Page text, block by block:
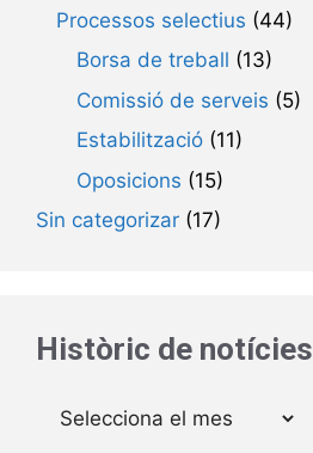
Processos selectius (44)
Borsa de treball (13)
Comissió de serveis (5)
Estabilització (11)
Oposicions (15)
Sin categorizar (17)
Històric de notícies
Arxius